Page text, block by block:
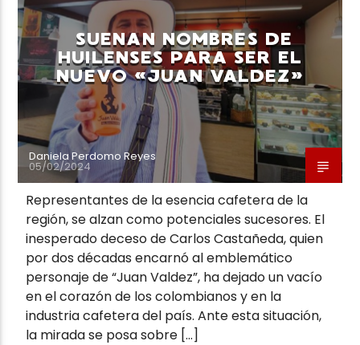
Neiva Estereo
SUENAN NOMBRES DE
HUILENSES PARA SER EL
NUEVO «JUAN VALDEZ»
Daniela Perdomo Reyes
05/02/2024
Representantes de la esencia cafetera de la
región, se alzan como potenciales sucesores. El
inesperado deceso de Carlos Castañeda, quien
por dos décadas encarnó al emblemático
personaje de “Juan Valdez”, ha dejado un vacío
en el corazón de los colombianos y en la
industria cafetera del país. Ante esta situación,
la mirada se posa sobre […]